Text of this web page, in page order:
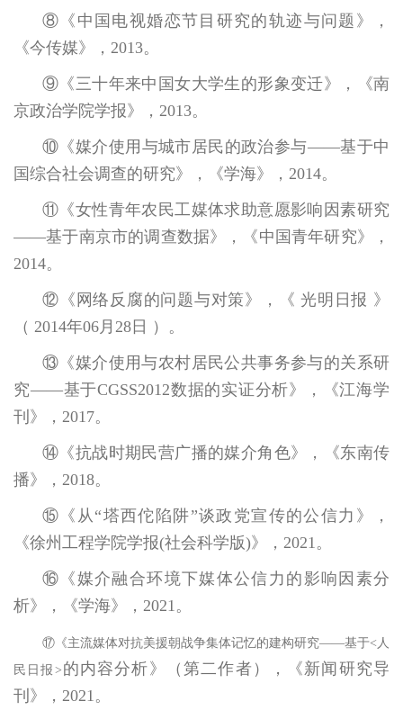
⑧《中国电视婚恋节目研究的轨迹与问题》，
《今传媒》，2013。
⑨《三十年来中国女大学生的形象变迁》，《南
京政治学院学报》，2013。
⑩《媒介使用与城市居民的政治参与——基于中
国综合社会调查的研究》，《学海》，2014。
⑪《女性青年农民工媒体求助意愿影响因素研究
——基于南京市的调查数据》，《中国青年研究》，
2014。
⑫《网络反腐的问题与对策》，《 光明日报 》
（ 2014年06月28日 ）。
⑬《媒介使用与农村居民公共事务参与的关系研
究——基于CGSS2012数据的实证分析》，《江海学
刊》，2017。
⑭《抗战时期民营广播的媒介角色》，《东南传
播》，2018。
⑮《从“塔西佗陷阱”谈政党宣传的公信力》，
《徐州工程学院学报(社会科学版)》，2021。
⑯《媒介融合环境下媒体公信力的影响因素分
析》，《学海》，2021。
⑰《主流媒体对抗美援朝战争集体记忆的建构研究——基于<人
民日报> 的内容分析》（第二作者），《新闻研究导
刊》，2021。